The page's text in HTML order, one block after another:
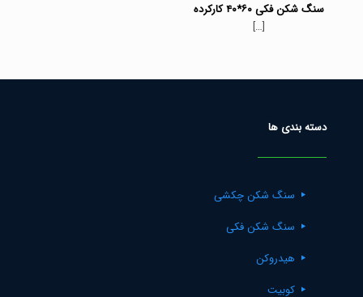
سنگ شکن فکی ۶۰*۴۰ کارکرده
[…]
دسته بندی ها
سنگ شکن چکشی
سنگ شکن فکی
هیدروکن
کوبیت